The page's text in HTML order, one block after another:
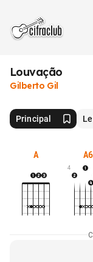
Louvação
Gilberto Gil
Principal
A A6
4